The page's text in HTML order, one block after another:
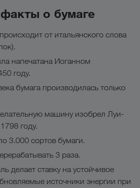
соптимального
мы используем такие
маты
с длинной ручкой
о бумаге
от итальянского слова
напечатана Иоганном
году.
бумага производилась только
машину изобрел Луи-
году.
3.000 сортов бумаги.
3 раза.
делает ставку на устойчивое
источники энергии при